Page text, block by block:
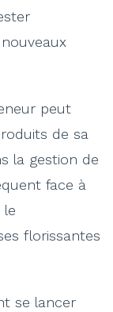
peut
de sa
la gestion de
face à
le
florissantes
se lancer